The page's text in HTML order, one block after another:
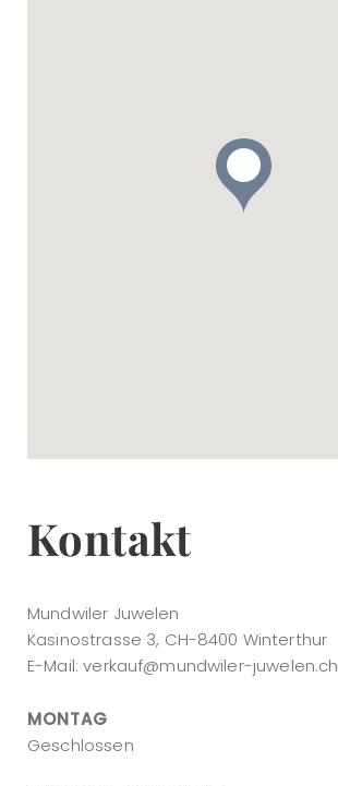
Kontakt
Mundwiler Juwelen
Kasinostrasse 3, CH-8400 Winterthur
E-Mail:verkauf@mundwiler-juwelen.ch
MONTAG
Geschlossen